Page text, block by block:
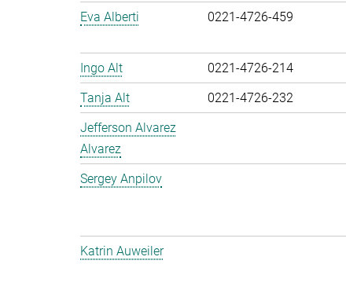
Eva Alberti
0221-4726-459
Ingo Alt
0221-4726-214
Tanja Alt
0221-4726-232
Jefferson Alvarez
Alvarez
Sergey Anpilov
Katrin Auweiler